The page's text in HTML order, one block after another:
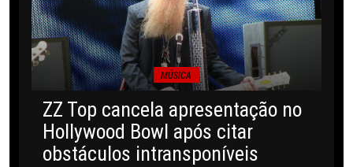
MÚSICA
ZZ Top cancela apresentação no
Hollywood Bowl após citar
obstáculos intransponíveis